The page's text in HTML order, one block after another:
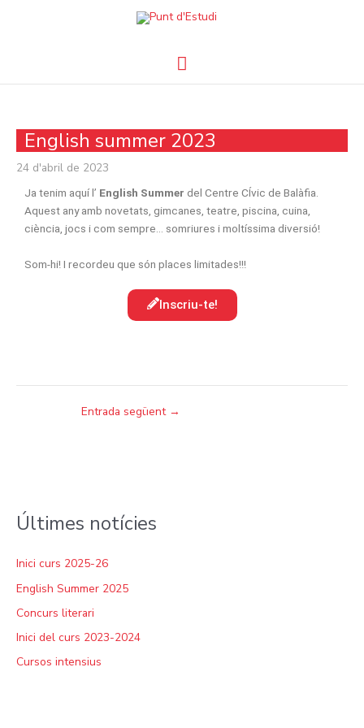
Menú
principal
English summer 2023
24 d'abril de 2023
Ja tenim aquí l’ English Summer del Centre CÍvic de Balàfia.
Aquest any amb novetats, gimcanes, teatre, piscina, cuina,
ciència, jocs i com sempre… somriures i moltíssima diversió!
Som-hi! I recordeu que són places limitades!!!
Inscriu-te!
Entrada següent →
Últimes notícies
Inici curs 2025-26
English Summer 2025
Concurs literari
Inici del curs 2023-2024
Cursos intensius